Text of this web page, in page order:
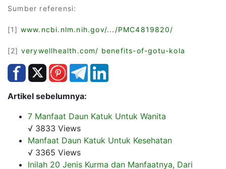
Sumber referensi:
[1] www.ncbi.nlm.nih.gov/.../PMC4819820/
[2] verywellhealth.com/ benefits-of-gotu-kola
Artikel sebelumnya:
7 Manfaat Daun Katuk Untuk Wanita
√ 3833 Views
Manfaat Daun Katuk Untuk Kesehatan
√ 3365 Views
Inilah 20 Jenis Kurma dan Manfaatnya, Dari